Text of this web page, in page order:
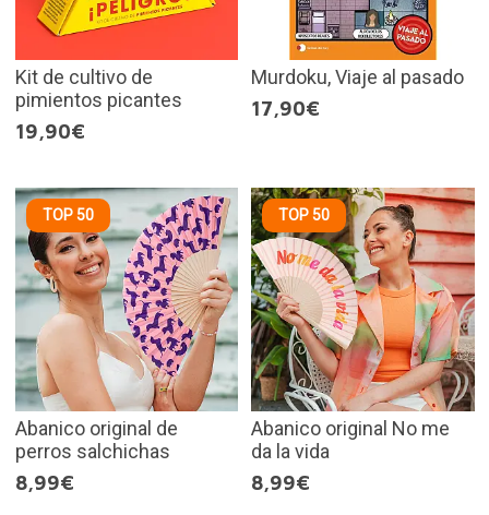
Kit de cultivo de
pimientos picantes
19,90€
Murdoku, Viaje al pasado
17,90€
TOP 50
Abanico original de
perros salchichas
8,99€
TOP 50
Abanico original No me
da la vida
8,99€